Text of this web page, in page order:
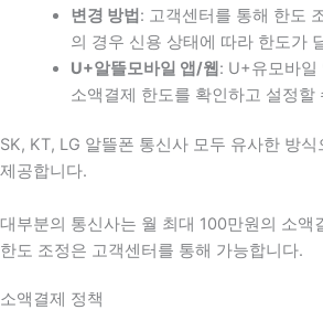
변경 방법 : 고객센터를 통해 한도
의 경우 신용 상태에 따라 한도가
U+알뜰모바일 앱/웹 : U+유모바일
소액결제 한도를 확인하고 설정할
SK, KT, LG 알뜰폰 통신사 모두 유사한 방
제공합니다.
대부분의 통신사는 월 최대 100만원의 소액
한도 조정은 고객센터를 통해 가능합니다.
소액결제 정책